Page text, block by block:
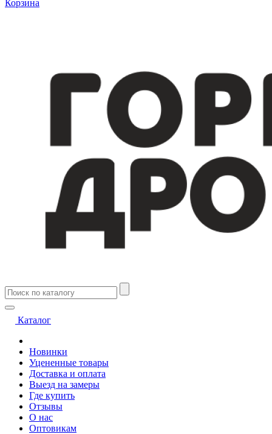
Корзина
Каталог
Новинки
Уцененные товары
Доставка и оплата
Выезд на замеры
Где купить
Отзывы
О нас
Оптовикам